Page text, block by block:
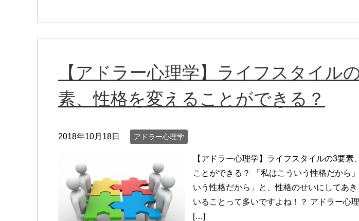
【アドラー心理学】ライフスタイル
素、性格を変えることができる？
2018年10月18日 アドラー心理学
【アドラー心理学】ライフスタイルの3要素
ことができる？ 「私はこういう性格だから
いう性格だから」と、性格のせいにしてあ
いることって多いですよね！？ アドラー心
[…]